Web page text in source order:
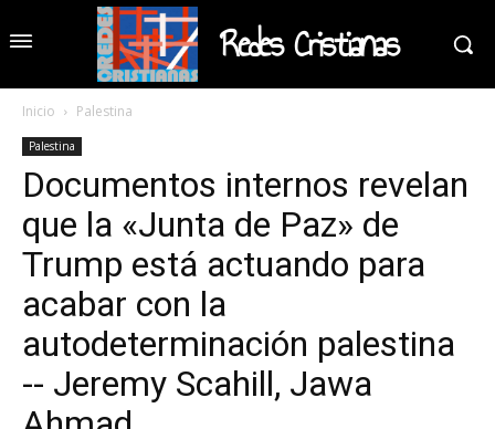
Redes Cristianas
Inicio Palestina
Palestina
Documentos internos revelan
que la «Junta de Paz» de
Trump está actuando para
acabar con la
autodeterminación palestina
-- Jeremy Scahill, Jawa